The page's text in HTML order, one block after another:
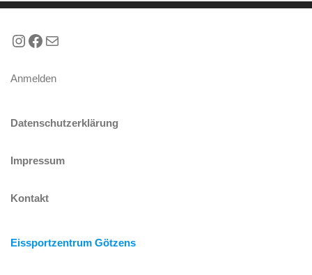
Instagram
Facebook
E-Mail
Anmelden
Datenschutzerklärung
Impressum
Kontakt
Eissportzentrum Götzens